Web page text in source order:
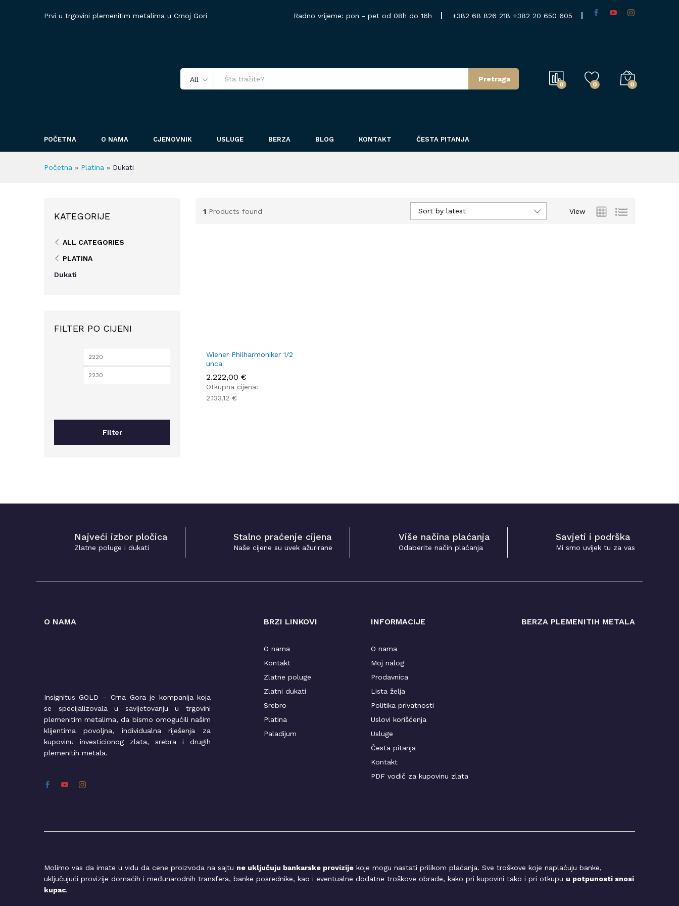
Prvi u trgovini plemenitim metalima u Crnoj Gori Radno vrijeme: pon - pet od 08h do 16h +382 68 826 218 +382 20 650 605
All Pretraga
0 0 0
POČETNA O NAMA CJENOVNIK USLUGE BERZA BLOG KONTAKT ČESTA PITANJA
Početna » Platina » Dukati
1 Products found View
Sort by latest
Wiener Philharmoniker 1/2
unca
2.222,00 €
2.222,00 €
Otkupna cijena:
2.133,12 €
KATEGORIJE
ALL CATEGORIES
PLATINA
Dukati
FILTER PO CIJENI
Min
Filter
Najveći izbor pločica
Zlatne poluge i dukati
Stalno praćenje cijena
Naše cijene su uvek ažurirane
Više načina plaćanja
Odaberite način plaćanja
Savjeti i podrška
Mi smo uvijek tu za vas
O NAMA
Insignitus GOLD – Crna Gora je kompanija koja
se specijalizovala u savijetovanju u trgovini
plemenitim metalima, da bismo omogućili našim
klijentima povoljna, individualna riješenja za
kupovinu investicionog zlata, srebra i drugih
plemenitih metala.
BRZI LINKOVI
O nama
Kontakt
Zlatne poluge
Zlatni dukati
Srebro
Platina
Paladijum
INFORMACIJE
O nama
Moj nalog
Prodavnica
Lista želja
Politika privatnosti
Uslovi korišćenja
Usluge
Česta pitanja
Kontakt
PDF vodič za kupovinu zlata
BERZA PLEMENITIH METALA
Molimo vas da imate u vidu da cene proizvoda na sajtu ne uključuju bankarske provizije koje mogu nastati prilikom plaćanja. Sve troškove koje naplaćuju banke,
uključujući provizije domaćih i međunarodnih transfera, banke posrednike, kao i eventualne dodatne troškove obrade, kako pri kupovini tako i pri otkupu u potpunosti snosi
kupac.